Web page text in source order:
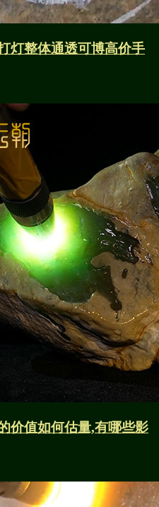
灯整体通透可博高价手
价值如何估量,有哪些影